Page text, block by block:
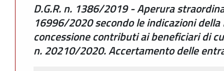
D.G.R. n. 1386/2019 - Aperura
16996/2020 secondo le indicazioni della
concessione contributi ai beneficiari di
n. 20210/2020. Accertamento delle